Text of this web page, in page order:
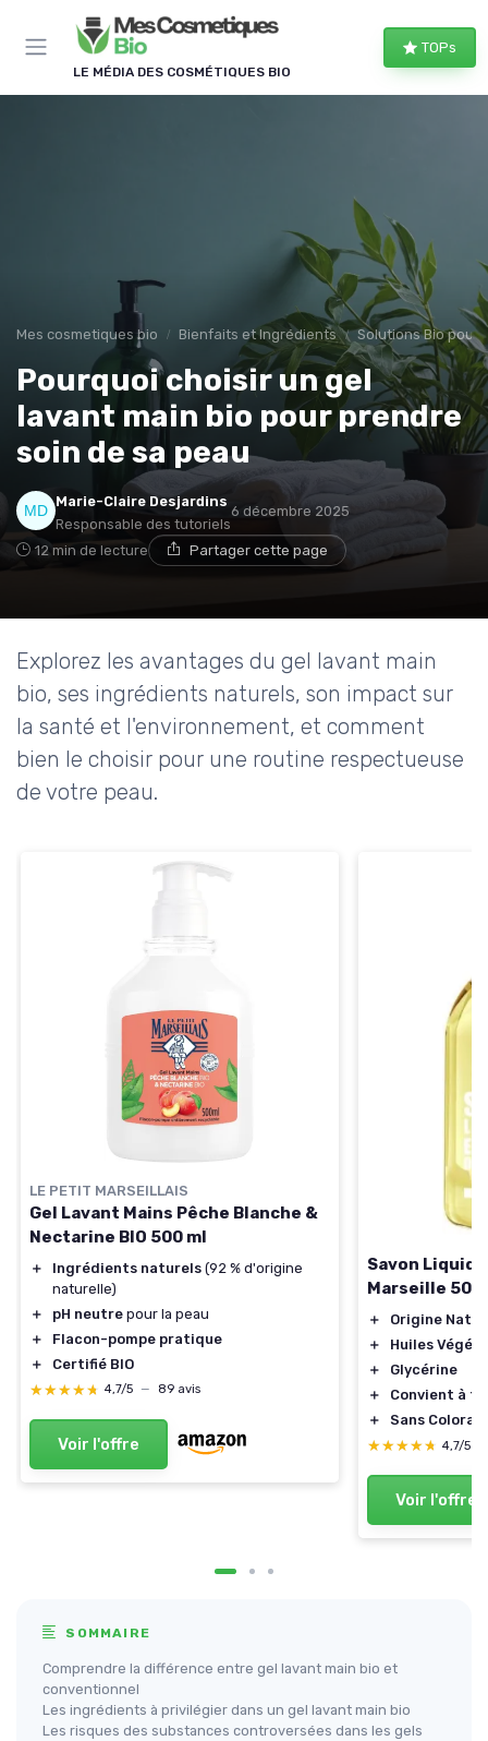
LE MÉDIA DES COSMÉTIQUES BIO
TOPs
Mes cosmetiques bio Bienfaits et Ingrédients Solutions Bio pour
Pourquoi choisir un gel
lavant main bio pour prendre
soin de sa peau
Marie-Claire Desjardins
Responsable des tutoriels
6 décembre 2025
12 min de lecture Partager cette page
Explorez les avantages du gel lavant main
bio, ses ingrédients naturels, son impact sur
la santé et l'environnement, et comment
bien le choisir pour une routine respectueuse
de votre peau.
LE PETIT MARSEILLAIS
Gel Lavant Mains Pêche Blanche &
Nectarine BIO 500 ml
＋ Ingrédients naturels (92 % d'origine
naturelle)
＋
pH neutre pour la peau
＋
Flacon-pompe pratique
＋
Certifié BIO
★★★★★
★★★★★ 4,7/5 — 89 avis
Voir l'offre
Savon
Marseille 500
＋
Origine
＋
Huiles
＋
Glycérine
＋
Convient à
＋
Sans
★★★★★
★★★★★ 4,7/5
Voir l'offre
SOMMAIRE
Comprendre la différence entre gel lavant main bio et
conventionnel
Les ingrédients à privilégier dans un gel lavant main bio
Les risques des substances controversées dans les gels
Panneau de gestion des cookies